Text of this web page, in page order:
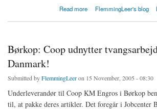
Read more
about Borgerlisten i Vejle fik 129 stemmer i ny vejle kommune
FlemmingLeer's blog
Børkop: Coop udnytter
Danmark!
Submitted byFlemmingLeeron 15 November, 2005 - 08:30
Underleverandør til Coop KM Engros i Børkop
til, at pakke deres artikler. Det foregår i Jobcenter